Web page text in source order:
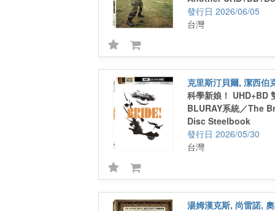
Steelbook2026/06/05
台灣
克里斯汀貝爾, 潔西伯
科學新娘！ UHD+BD
BLURAY系統／The
Disc Steelbook
2026/05/30
台灣